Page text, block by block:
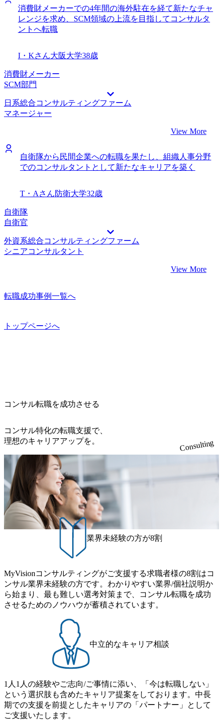
消費財メーカーでの4年間の海外駐在を経て新たなチャ
レンジを求め、SCM領域の上流を目指してコンサルタ
ントへ転職
I・Kさん大阪大学38歳
消費財メーカー
SCM部門
日系総合コンサルティングファーム
マネージャー
View More
自衛隊から民間企業への転職を果たし、組織人事分野
でのコンサルタントとして新たなキャリアを築く
T・Aさん防衛大学32歳
自衛隊
自衛官
外資系総合コンサルティングファーム
シニアコンサルタント
View More
転職成功事例一覧へ
トップページへ
コンサル転職を成功させる
コンサル特化の転職支援で、
理想のキャリアアップを。
Consulting
業界未経験の方が8割
MyVisionコンサルティングがご支援する求職者様の8割はコ
ンサル業界未経験の方です。わかりやすい業界/個社説明か
ら始まり、最も難しい選考対策まで、コンサル転職を成功
させるためのノウハウが蓄積されています。
中立的なキャリア相談
1人1人の経験やご志向/ご事情に添い、「今は転職しない」
という選択肢も含めたキャリア提案をしております。中長
期での支援を前提としたキャリアの「パートナー」として
ご支援いたします。